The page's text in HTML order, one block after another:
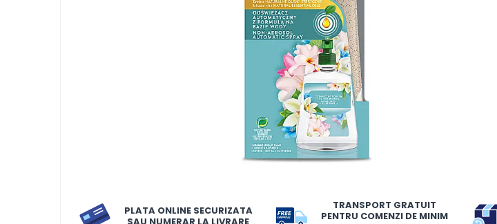
Detergent pudra
PLATA ONLINE SECURIZATA
TRANSPORT GRATUIT
PENTRU COMENZI DE MINIM